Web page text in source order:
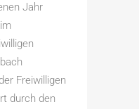
Jahr
Freiwilligen
durch den